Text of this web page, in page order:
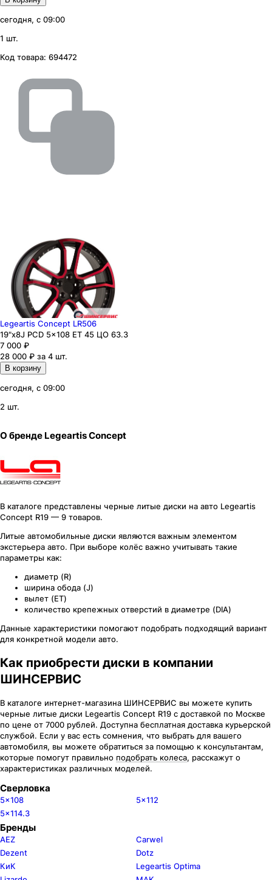
сегодня, с 09:00
1 шт.
Код товара: 694472
Legeartis Concept LR506
19"x8J PCD 5x108 ЕТ 45 ЦО 63.3
7 000 ₽
28 000 ₽ за 4 шт.
В корзину
сегодня, с 09:00
2 шт.
О бренде Legeartis Concept
В каталоге представлены черные литые диски на авто Legeartis
Concept R19 — 9 товаров.
Литые автомобильные диски являются важным элементом
экстерьера авто. При выборе колёс важно учитывать такие
параметры как:
диаметр (R)
ширина обода (J)
вылет (ET)
количество крепежных отверстий в диаметре (DIA)
Данные характеристики помогают подобрать подходящий вариант
для конкретной модели авто.
Как приобрести диски в компании
ШИНСЕРВИС
В каталоге интернет-магазина ШИНСЕРВИС вы можете купить
черные литые диски Legeartis Concept R19 c доставкой по Москве
по цене от 7000 рублей. Доступна бесплатная доставка курьерской
службой. Если у вас есть сомнения, что выбрать для вашего
автомобиля, вы можете обратиться за помощью к консультантам,
которые помогут правильно подобрать колеса, расскажут о
характеристиках различных моделей.
Сверловка
5x108
5x112
5x114.3
Бренды
AEZ
Carwel
Dezent
Dotz
КиК
Legeartis Optima